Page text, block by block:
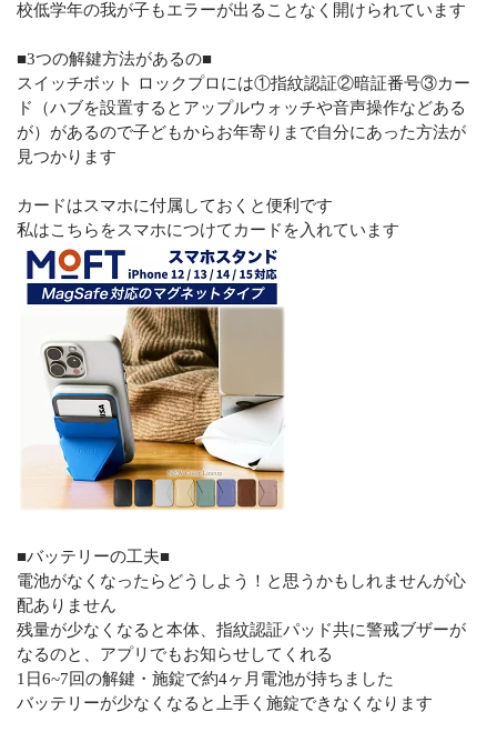
校低学年の我が子もエラーが出ることなく開けられています
■3つの解鍵方法があるの■
スイッチボット ロックプロには①指紋認証②暗証番号③カー
ド（ハブを設置するとアップルウォッチや音声操作などある
が）があるので子どもからお年寄りまで自分にあった方法が
見つかります
カードはスマホに付属しておくと便利です
私はこちらをスマホにつけてカードを入れています
■バッテリーの工夫■
電池がなくなったらどうしよう！と思うかもしれませんが心
配ありません
残量が少なくなると本体、指紋認証パッド共に警戒ブザーが
なるのと、アプリでもお知らせしてくれる
1日6~7回の解鍵・施錠で約4ヶ月電池が持ちました
バッテリーが少なくなると上手く施錠できなくなります